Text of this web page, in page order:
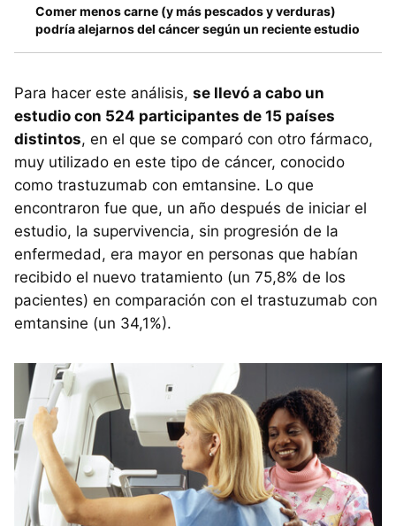
Comer menos carne (y más pescados y verduras)
podría alejarnos del cáncer según un reciente estudio
Para hacer este análisis, se llevó a cabo un
estudio con 524 participantes de 15 países
distintos, en el que se comparó con otro fármaco,
muy utilizado en este tipo de cáncer, conocido
como trastuzumab con emtansine. Lo que
encontraron fue que, un año después de iniciar el
estudio, la supervivencia, sin progresión de la
enfermedad, era mayor en personas que habían
recibido el nuevo tratamiento (un 75,8% de los
pacientes) en comparación con el trastuzumab con
emtansine (un 34,1%).